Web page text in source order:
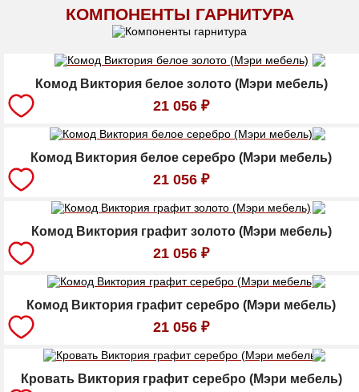
КОМПОНЕНТЫ ГАРНИТУРА
Комод Виктория белое золото (Мэри мебель)
21 056 ₽
Комод Виктория белое серебро (Мэри мебель)
21 056 ₽
Комод Виктория графит золото (Мэри мебель)
21 056 ₽
Комод Виктория графит серебро (Мэри мебель)
21 056 ₽
Кровать Виктория графит серебро (Мэри мебель)